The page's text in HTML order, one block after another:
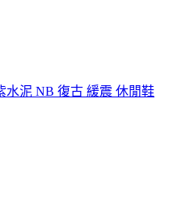
水泥 NB 復古 緩震 休閒鞋